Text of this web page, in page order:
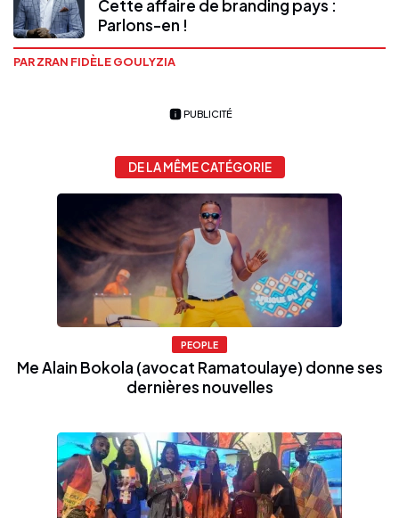
Cette affaire de branding pays :
Parlons-en !
PAR ZRAN FIDÈLE GOULYZIA
PUBLICITÉ
DE LA MÊME CATÉGORIE
PEOPLE
Me Alain Bokola (avocat Ramatoulaye) donne ses
dernières nouvelles